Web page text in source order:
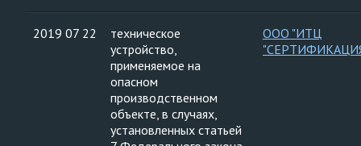
2019 07 22
техническое
устройство,
применяемое на
опасном
производственном
объекте, в случаях,
установленных статьей
ООО "ИТЦ